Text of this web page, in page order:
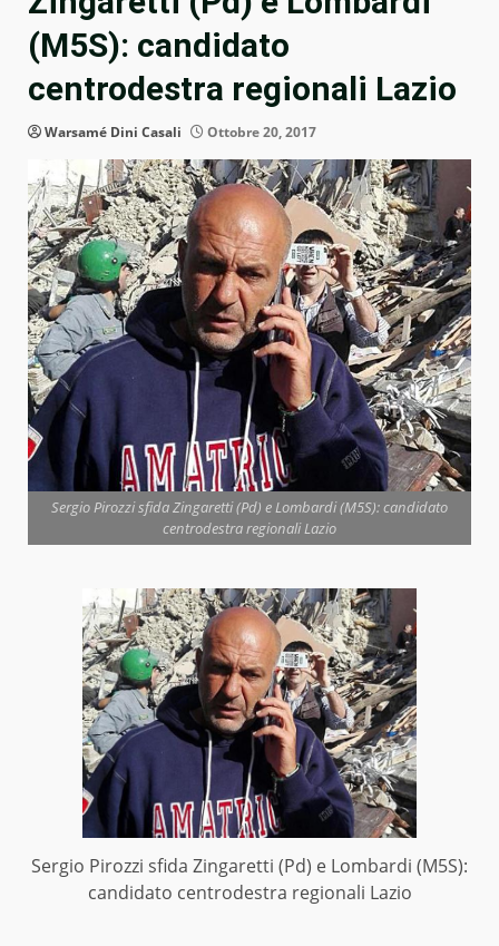
(M5S): candidato
centrodestra regionali Lazio
Warsamé Dini Casali Ottobre 20, 2017
Sergio Pirozzi sfida Zingaretti (Pd) e Lombardi (M5S): candidato
centrodestra regionali Lazio
Sergio Pirozzi sfida Zingaretti (Pd) e Lombardi (M5S):
candidato centrodestra regionali Lazio